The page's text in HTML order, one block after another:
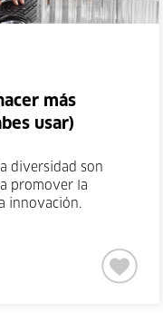
más
usar)
diversidad son
promover la
innovación.